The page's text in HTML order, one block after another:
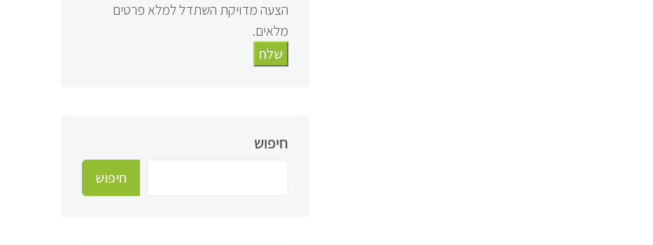
הצעה מדויקת השתדל למלא פרטים
מלאים.
שלח
חיפוש
חיפוש